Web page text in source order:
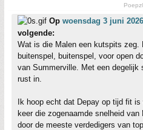
Op woensdag 3 juni
volgende:
Wat is die Malen een kutspits zeg.
buitenspel, buitenspel, voor open
van Summerville. Met een degelijk
rust in.
Ik hoop echt dat Depay op tijd fit
keer die zogenaamde snelheid
door de meeste verdedigers van